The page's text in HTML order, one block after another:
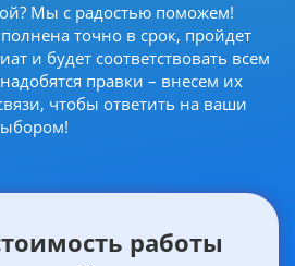
Мы с радостью поможем!
точно в срок, пройдет
и будет соответствовать всем
правки – внесем их
чтобы ответить на ваши
работы